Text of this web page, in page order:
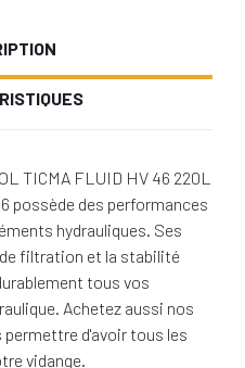
TICMA FLUID HV 46 220L
possède des performances
hydrauliques. Ses
filtration et la stabilité
tous vos
Achetez aussi nos
permettre d'avoir tous les
vidange.